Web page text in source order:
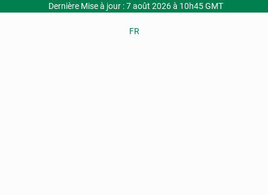
Dernière Mise à jour : 7 août 2026 à 10h45 GMT
FR